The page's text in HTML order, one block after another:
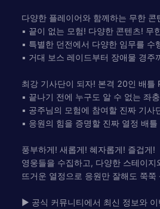
다양한 플레이어와 함께하는 무한 콘
▪ 끝이 없는 모험! 다양한 콘텐츠! 무
▪ 특별한 던전에서 다양한 임무를 수
▪ 거대 보스 레이드부터 장애물 경주
최강 기사단이 되자! 본격 20인 배틀
▪ 끝나기 전에 누구도 알 수 없는 좌
▪ 공주님의 모험에 참여할 진짜 기사
▪ 응원의 힘을 증명할 진짜 열정 배
풍부하게! 새롭게! 혜자롭게! 즐겁게!
영웅들을 수집하고, 다양한 스테이지
뜨거운 열정으로 응원만 잘해도 쭉
▶ 공식 커뮤니티에서 최신 정보와